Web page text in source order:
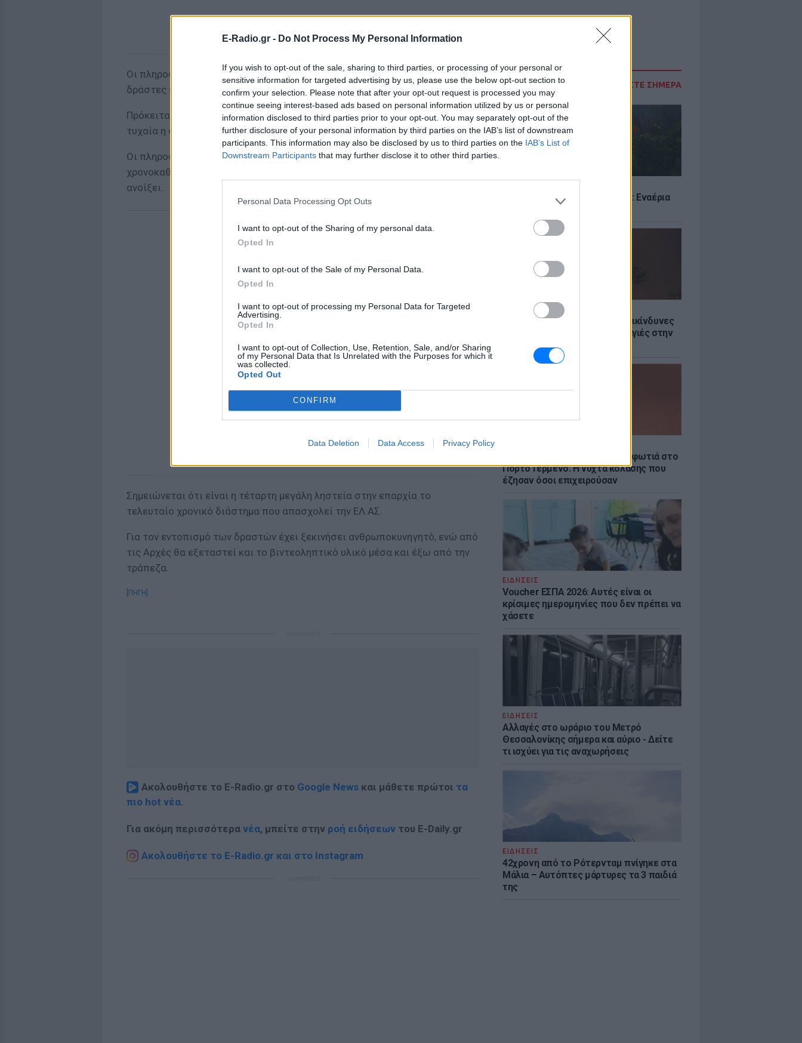
E-Radio.gr - Do Not Process My Personal Information
If you wish to opt-out of the sale, sharing to third parties, or processing of your personal or
sensitive information for targeted advertising by us, please use the below opt-out section to
confirm your selection. Please note that after your opt-out request is processed you may
continue seeing interest-based ads based on personal information utilized by us or personal
information disclosed to third parties prior to your opt-out. You may separately opt-out of the
further disclosure of your personal information by third parties on the IAB’s list of downstream
participants. This information may also be disclosed by us to third parties on the IAB’s List of
Downstream Participants that may further disclose it to other third parties.
Personal Data Processing Opt Outs
I want to opt-out of the Sharing of my personal data.
Opted In
I want to opt-out of the Sale of my Personal Data.
Opted In
I want to opt-out of processing my Personal Data for Targeted
Advertising.
Opted In
I want to opt-out of Collection, Use, Retention, Sale, and/or Sharing
of my Personal Data that Is Unrelated with the Purposes for which it
was collected.
Opted Out
CONFIRM
Data Deletion Data Access Privacy Policy
ΔΙΑΒΑΣΤΕ ΣΗΜΕΡΑ
Φωτιά στην Κρήνη Φαρσάλων: Εναέρια
ΕΙΔΗΣΕΙΣ
Meteo: Ποιες είναι οι 6 πιο επικίνδυνες
εβδομάδες για δασικές πυρκαγιές στην
Συγκλονιστικό βίντεο από τη φωτιά στο
Πόρτο Γερμενό: Η νύχτα κόλασης που
έζησαν όσοι επιχειρούσαν
ΕΙΔΗΣΕΙΣ
Voucher ΕΣΠΑ 2026: Αυτές είναι οι
κρίσιμες ημερομηνίες που δεν πρέπει να
χάσετε
ΕΙΔΗΣΕΙΣ
Αλλαγές στο ωράριο του Μετρό
Θεσσαλονίκης σήμερα και αύριο - Δείτε
τι ισχύει για τις αναχωρήσεις
ΕΙΔΗΣΕΙΣ
42χρονη από το Ρότερνταμ πνίγηκε στα
Μάλια – Αυτόπτες μάρτυρες τα 3 παιδιά
της
Οι πληροφορίες κάνουν λόγο για λεία περίπου 200.000 ευρώ, ενώ οι
δράστες εκτιμάται ότι ήταν 3 ή 4.
Πρόκειται για οργανωμένο σχέδιο, με τις Αρχές να εκτιμούν πως δεν ήταν
τυχαία η στόχευση.
Οι πληροφορες αναφέρουν ακόμη ότι το χρηματοκιβώτιο είχε
χρονοκαθυστέρηση και έτσι οι ληστές χρειάστηκε να περιμένουν για να
ανοίξει.
Σημειώνεται ότι είναι η τέταρτη μεγάλη ληστεία στην επαρχία το
τελευταίο χρονικό διάστημα που απασχολεί την ΕΛ.ΑΣ.
Για τον εντοπισμό των δραστών έχει ξεκινήσει ανθρωποκυνηγητό, ενώ από
τις Αρχές θα εξεταστεί και το βιντεοληπτικό υλικό μέσα και έξω από την
τράπεζα.
[ΠΗΓΗ]
Ακολουθήστε το E-Radio.gr στο Google News και μάθετε πρώτοι τα
πιο hot νέα.
Για ακόμη περισσότερα νέα, μπείτε στην ροή ειδήσεων του E-Daily.gr
Ακολουθήστε το E-Radio.gr και στο Instagram